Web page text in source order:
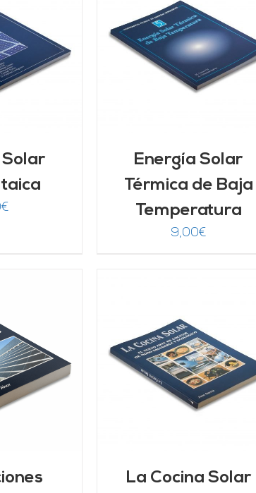
€
CARRITO
Energía Solar
Térmica de Baja
Temperatura
9,00€
AÑADIR AL CARRITO
/
DETALLES
CARRITO
/
La Cocina Solar
AÑADIR AL CARRITO
/
DETALLES